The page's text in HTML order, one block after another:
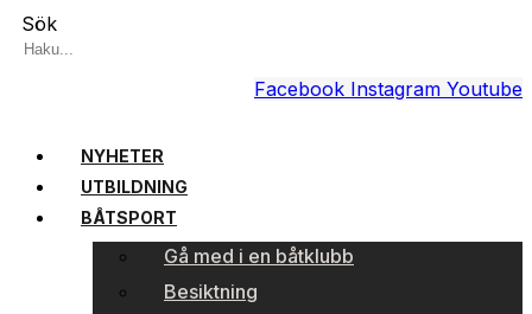
Sök
Facebook Instagram Youtube
NYHETER
UTBILDNING
BÅTSPORT
Gå med i en båtklubb
Besiktning